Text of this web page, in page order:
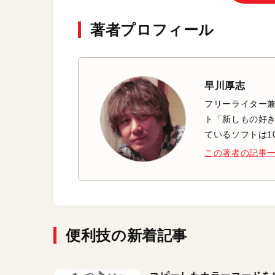
著者プロフィール
早川厚志
フリーライター
ト「新しもの好
ているソフトは
この著者の記事
便利技の新着記事